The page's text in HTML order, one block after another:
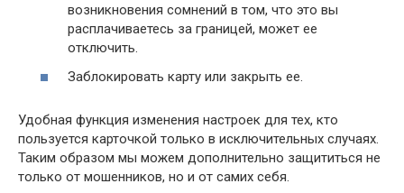
возникновения сомнений в том, что это вы
расплачиваетесь за границей, может ее
отключить.
Заблокировать карту или закрыть ее.
Удобная функция изменения настроек для тех, кто
пользуется карточкой только в исключительных случаях.
Таким образом мы можем дополнительно защититься не
только от мошенников, но и от самих себя.